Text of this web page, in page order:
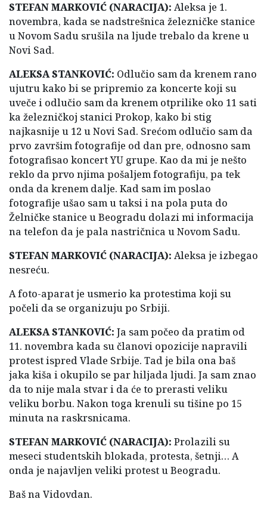
STEFAN MARKOVIĆ (NARACIJA): Aleksa je 1.
novembra, kada se nadstrešnica železničke stanice
u Novom Sadu srušila na ljude trebalo da krene u
Novi Sad.
ALEKSA STANKOVIĆ: Odlučio sam da krenem rano
ujutru kako bi se pripremio za koncerte koji su
uveče i odlučio sam da krenem otprilike oko 11 sati
ka železničkoj stanici Prokop, kako bi stig
najkasnije u 12 u Novi Sad. Srećom odlučio sam da
prvo završim fotografije od dan pre, odnosno sam
fotografisao koncert YU grupe. Kao da mi je nešto
reklo da prvo njima pošaljem fotografiju, pa tek
onda da krenem dalje. Kad sam im poslao
fotografije ušao sam u taksi i na pola puta do
Želničke stanice u Beogradu dolazi mi informacija
na telefon da je pala nastričnica u Novom Sadu.
STEFAN MARKOVIĆ (NARACIJA): Aleksa je izbegao
nesreću.
A foto-aparat je usmerio ka protestima koji su
počeli da se organizuju po Srbiji.
ALEKSA STANKOVIĆ: Ja sam počeo da pratim od
11. novembra kada su članovi opozicije napravili
protest ispred Vlade Srbije. Tad je bila ona baš
jaka kiša i okupilo se par hiljada ljudi. Ja sam znao
da to nije mala stvar i da će to prerasti veliku
veliku borbu. Nakon toga krenuli su tišine po 15
minuta na raskrsnicama.
STEFAN MARKOVIĆ (NARACIJA): Prolazili su
meseci studentskih blokada, protesta, šetnji… A
onda je najavljen veliki protest u Beogradu.
Baš na Vidovdan.